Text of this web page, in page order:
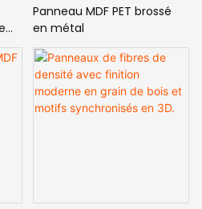
Panneau MDF PET brossé
en métal